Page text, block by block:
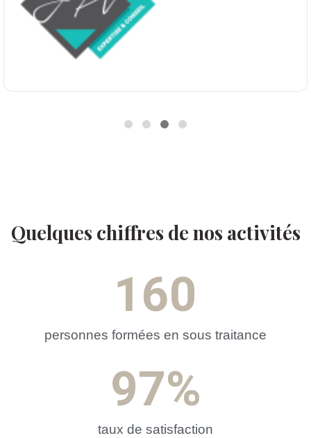
Quelques chiffres de nos activités
personnes formées en sous traitance
160
taux de satisfaction
97%